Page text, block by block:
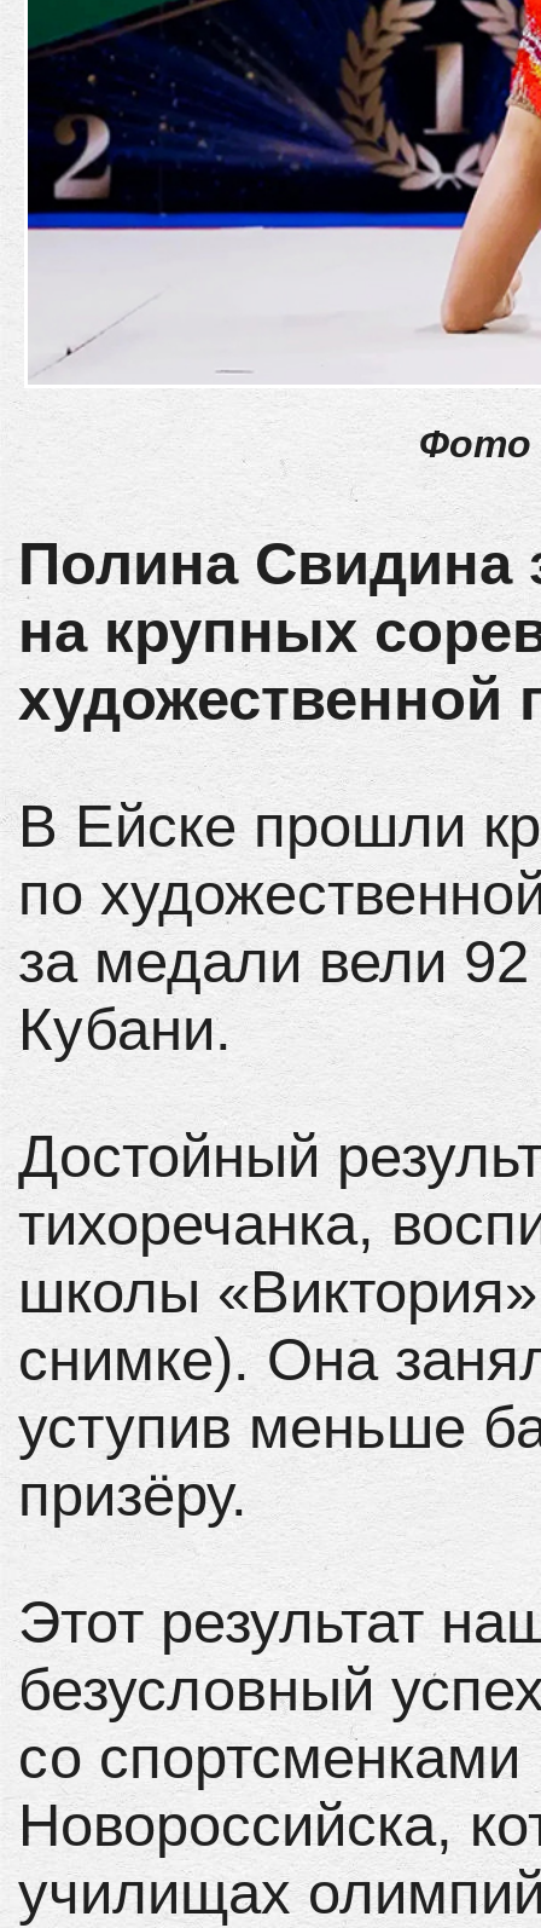
Фото
Полина Свидина
на крупных
художественной
В Ейске прошли
по
за медали вели
Кубани.
Достойный
тихоречанка,
школы
снимке). Она
уступив меньше
призёру.
Этот результат
безусловный
со
Новороссийска,
училищах